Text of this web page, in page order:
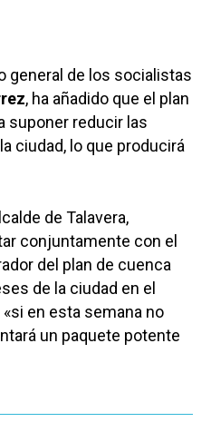
general de los socialistas
, ha añadido que el plan
suponer reducir las
ciudad, lo que producirá
de Talavera,
conjuntamente con el
del plan de cuenca
de la ciudad en el
«si en esta semana no
un paquete potente